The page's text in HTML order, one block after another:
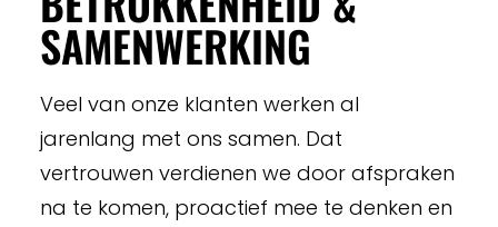
SAMENWERKING
Veel van onze klanten werken al
jarenlang met ons samen. Dat
vertrouwen verdienen we door afspraken
na te komen, proactief mee te denken en